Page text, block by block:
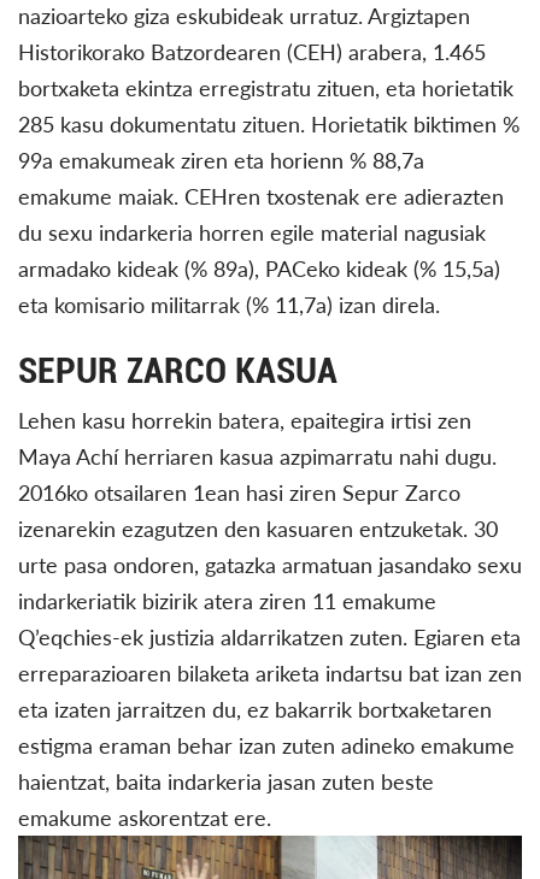
nazioarteko giza eskubideak urratuz. Argiztapen
Historikorako Batzordearen (CEH) arabera, 1.465
bortxaketa ekintza erregistratu zituen, eta horietatik
285 kasu dokumentatu zituen. Horietatik biktimen %
99a emakumeak ziren eta horienn % 88,7a
emakume maiak. CEHren txostenak ere adierazten
du sexu indarkeria horren egile material nagusiak
armadako kideak (% 89a), PACeko kideak (% 15,5a)
eta komisario militarrak (% 11,7a) izan direla.
SEPUR ZARCO KASUA
Lehen kasu horrekin batera, epaitegira irtisi zen
Maya Achí herriaren kasua azpimarratu nahi dugu.
2016ko otsailaren 1ean hasi ziren Sepur Zarco
izenarekin ezagutzen den kasuaren entzuketak. 30
urte pasa ondoren, gatazka armatuan jasandako sexu
indarkeriatik bizirik atera ziren 11 emakume
Q’eqchies-ek justizia aldarrikatzen zuten. Egiaren eta
erreparazioaren bilaketa ariketa indartsu bat izan zen
eta izaten jarraitzen du, ez bakarrik bortxaketaren
estigma eraman behar izan zuten adineko emakume
haientzat, baita indarkeria jasan zuten beste
emakume askorentzat ere.